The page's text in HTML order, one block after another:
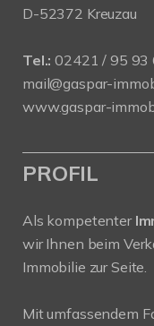
D-52372 Kreuzau
Tel.: 02421 / 95 93
mail@gaspar-
www.gaspar-
PROFIL
Als kompetenter
wir Ihnen beim
Immobilie zur Seite.
Mit umfassendem